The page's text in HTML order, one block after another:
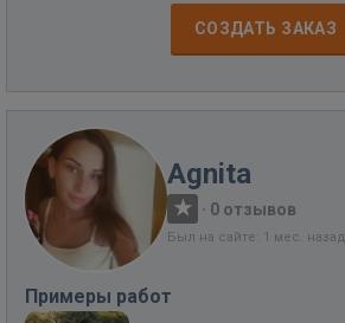
СОЗДАТЬ ЗАКАЗ
Agnita
· 0 отзывов
Был на сайте: 1 мес. назад
Примеры работ